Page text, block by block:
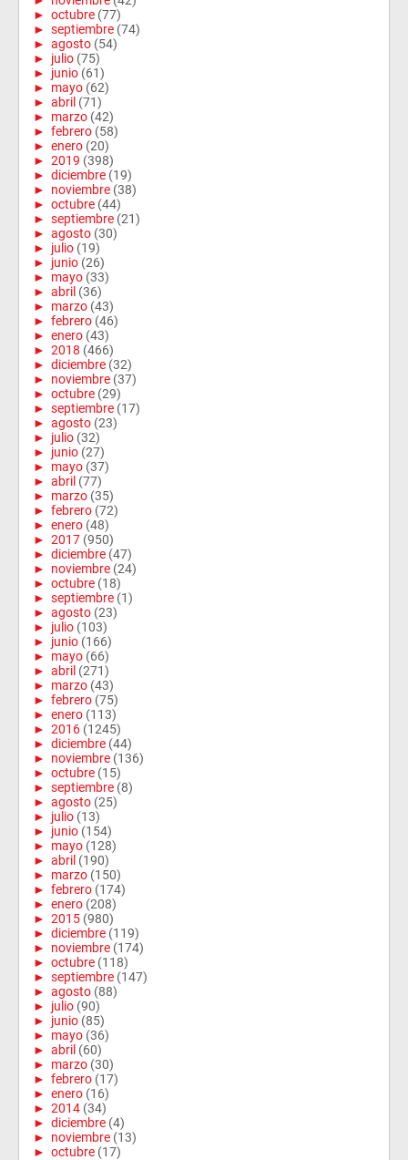
► octubre (77)
► septiembre (74)
► agosto (54)
► julio (75)
► junio (61)
► mayo (62)
► abril (71)
► marzo (42)
► febrero (58)
► enero (20)
► 2019 (398)
► diciembre (19)
► noviembre (38)
► octubre (44)
► septiembre (21)
► agosto (30)
► julio (19)
► junio (26)
► mayo (33)
► abril (36)
► marzo (43)
► febrero (46)
► enero (43)
► 2018 (466)
► diciembre (32)
► noviembre (37)
► octubre (29)
► septiembre (17)
► agosto (23)
► julio (32)
► junio (27)
► mayo (37)
► abril (77)
► marzo (35)
► febrero (72)
► enero (48)
► 2017 (950)
► diciembre (47)
► noviembre (24)
► octubre (18)
► septiembre (1)
► agosto (23)
► julio (103)
► junio (166)
► mayo (66)
► abril (271)
► marzo (43)
► febrero (75)
► enero (113)
► 2016 (1245)
► diciembre (44)
► noviembre (136)
► octubre (15)
► septiembre (8)
► agosto (25)
► julio (13)
► junio (154)
► mayo (128)
► abril (190)
► marzo (150)
► febrero (174)
► enero (208)
► 2015 (980)
► diciembre (119)
► noviembre (174)
► octubre (118)
► septiembre (147)
► agosto (88)
► julio (90)
► junio (85)
► mayo (36)
► abril (60)
► marzo (30)
► febrero (17)
► enero (16)
► 2014 (34)
► diciembre (4)
► noviembre (13)
► octubre (17)